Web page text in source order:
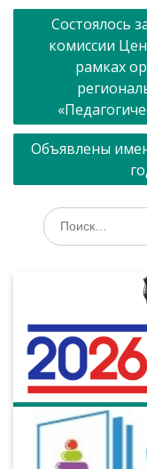
Навигация
записям
Состоялось
комиссии
рамках
Объявлены
Искать: